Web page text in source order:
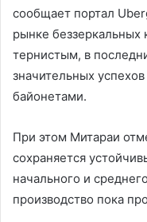
сообщает портал
рынке
тернистым, в
значительных
байонетами.
При этом Митараи
сохраняется
начального и
производство пока